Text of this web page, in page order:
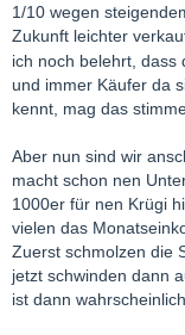
1/10 wegen
Zukunft leichter
ich noch belehrt, dass
und immer Käufer da
kennt, mag das
Aber nun sind wir
macht schon nen
1000er für nen Krügi
vielen das
Zuerst schmolzen die
jetzt schwinden dann
ist dann